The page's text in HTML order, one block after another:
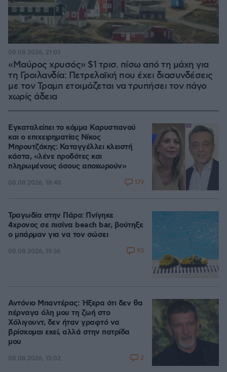
«Μαύρος χρυσός» $1 τρισ. πίσω από τη μάχη για
τη Γροιλανδία: Πετρελαϊκή που έχει διασυνδέσεις
με τον Τραμπ ετοιμάζεται να τρυπήσει τον πάγο
χωρίς άδεια
08.08.2026, 21:02
Εγκαταλείπει το κόμμα Καρυστιανού
και ο επιχειρηματίας Νίκος
Μπρουτζάκης: Καταγγέλλει κλειστή
κάστα, «λένε προδότες και
πληρωμένους όσους αποχωρούν»
08.08.2026, 18:48 179
Τραγωδία στην Πάρο: Πνίγηκε
4χρονος σε πισίνα beach bar, βούτηξε
ο μπάρμαν για να τον σώσει
08.08.2026, 19:36 93
Αντόνιο Μπαντέρας: Ήξερα ότι δεν θα
πέρναγα όλη μου τη ζωή στο
Χόλιγουντ, δεν ήταν γραφτό να
βρίσκομαι εκεί, αλλά στην πατρίδα
μου
08.08.2026, 15:02 2